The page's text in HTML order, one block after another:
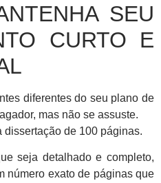
SEU
CURTO E
diferentes do seu plano de
mas não se assuste.
dissertação de 100 páginas.
seja detalhado e completo,
número exato de páginas que